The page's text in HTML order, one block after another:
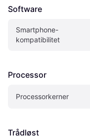
Software
Smartphone-
kompatibilitet
Processor
Processorkerner
Trådløst